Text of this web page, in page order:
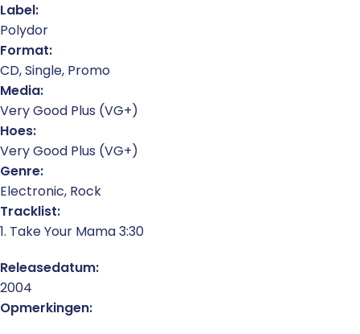
Label:
Polydor
Format:
CD, Single, Promo
Media:
Very Good Plus (VG+)
Hoes:
Very Good Plus (VG+)
Genre:
Electronic, Rock
Tracklist:
1. Take Your Mama 3:30
Releasedatum:
2004
Opmerkingen: